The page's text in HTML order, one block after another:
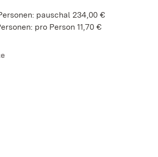
pauschal 234,00 €
pro Person 11,70 €